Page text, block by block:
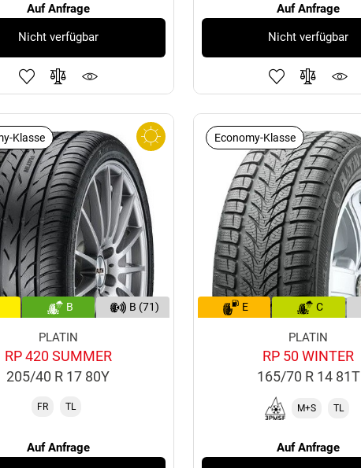
Auf Anfrage
Nicht verfügbar
Auf Anfrage
Nicht verfügbar
Klasse
B B (71)
PLATIN
RP 420 SUMMER
205/40 R 17 80Y
FR TL
Auf Anfrage
Economy-Klasse
E C
PLATIN
RP 50 WINTER
165/70 R 14 81T
M+S TL
Auf Anfrage